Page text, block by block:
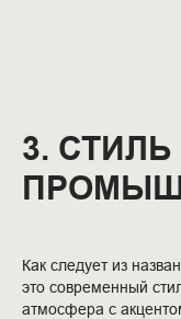
3.
Как следует из
это современный
атмосфера с